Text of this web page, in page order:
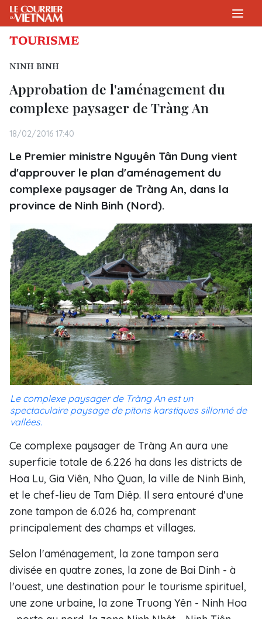
TOURISME
NINH BINH
Approbation de l'aménagement du
complexe paysager de Tràng An
18/02/2016 17:40
Le Premier ministre Nguyên Tân Dung vient
d'approuver le plan d'aménagement du
complexe paysager de Tràng An, dans la
province de Ninh Binh (Nord).
Le complexe paysager de Tràng An est un
spectaculaire paysage de pitons karstiques sillonné de
vallées.
Ce complexe paysager de Tràng An aura une
superficie totale de 6.226 ha dans les districts de
Hoa Lu, Gia Viên, Nho Quan, la ville de Ninh Binh,
et le chef-lieu de Tam Diêp. Il sera entouré d'une
zone tampon de 6.026 ha, comprenant
principalement des champs et villages.
Selon l'aménagement, la zone tampon sera
divisée en quatre zones, la zone de Bai Dinh - à
l'ouest, une destination pour le tourisme spirituel,
une zone urbaine, la zone Truong Yên - Ninh Hoa